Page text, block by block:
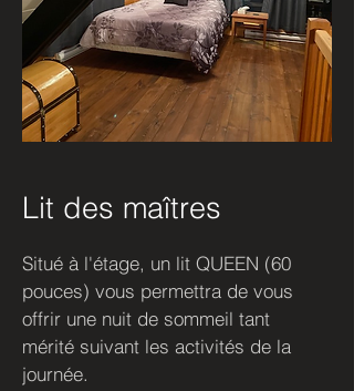
Lit des maîtres
Situé à l'étage, un lit QUEEN (60
pouces) vous permettra de vous
offrir une nuit de sommeil tant
mérité suivant les activités de la
journée.